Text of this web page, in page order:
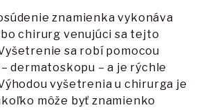
znamienka vykonáva
chirurg venujúci sa tejto
sa robí pomocou
dermatoskopu – a je rýchle
vyšetrenia u chirurga je
môže byť znamienko